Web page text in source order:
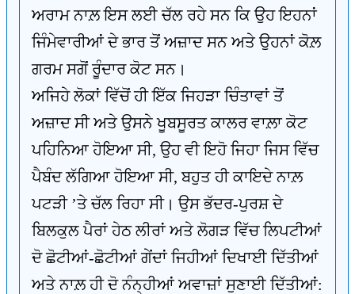
ਅਰਾਮ ਨਾਲ਼ ਇਸ ਲਈ ਚੱਲ ਰਹੇ ਸਨ ਕਿ ਉਹ ਇਹਨਾਂ
ਜਿੰਮੇਵਾਰੀਆਂ ਦੇ ਭਾਰ ਤੋਂ ਅਜ਼ਾਦ ਸਨ ਅਤੇ ਉਹਨਾਂ ਕੋਲ਼
ਗਰਮ ਸਗੋਂ ਰੂੰਦਾਰ ਕੋਟ ਸਨ।
ਅਜਿਹੇ ਲੋਕਾਂ ਵਿੱਚੋਂ ਹੀ ਇੱਕ ਜਿਹੜਾ ਚਿੰਤਾਵਾਂ ਤੋਂ
ਅਜ਼ਾਦ ਸੀ ਅਤੇ ਉਸਨੇ ਖੂਬਸੂਰਤ ਕਾਲਰ ਵਾਲ਼ਾ ਕੋਟ
ਪਹਿਨਿਆ ਹੋਇਆ ਸੀ, ਉਹ ਵੀ ਇਹੋ ਜਿਹਾ ਜਿਸ ਵਿੱਚ
ਪੈਬੰਦ ਲੱਗਿਆ ਹੋਇਆ ਸੀ, ਬਹੁਤ ਹੀ ਕਾਇਦੇ ਨਾਲ਼
ਪਟੜੀ ’ਤੇ ਚੱਲ ਰਿਹਾ ਸੀ। ਉਸ ਭੱਦਰ-ਪੁਰਸ਼ ਦੇ
ਬਿਲਕੁਲ ਪੈਰਾਂ ਹੇਠ ਲੀਰਾਂ ਅਤੇ ਲੋਗੜ ਵਿੱਚ ਲਿਪਟੀਆਂ
ਦੋ ਛੋਟੀਆਂ-ਛੋਟੀਆਂ ਗੇਂਦਾਂ ਜਿਹੀਆਂ ਦਿਖਾਈ ਦਿੱਤੀਆਂ
ਅਤੇ ਨਾਲ਼ ਹੀ ਦੋ ਨੰਨ੍ਹੀਆਂ ਅਵਾਜ਼ਾਂ ਸੁਣਾਈ ਦਿੱਤੀਆਂ: